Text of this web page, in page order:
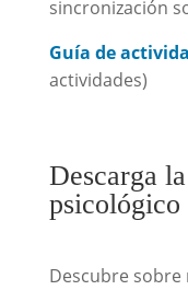
sincronización
Guía de
actividades)
Descarga
psicológico
Descubre